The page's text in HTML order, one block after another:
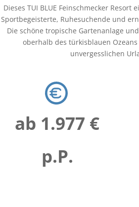
Dieses TUI BLUE Feinschmecker Resort
Sportbegeisterte, Ruhesuchende und
Die schöne tropische Gartenanlage
oberhalb des türkisblauen
unvergesslichen
ab 1.977 €
p.P.